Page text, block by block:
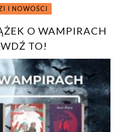
I NOWOŚCI
O WAMPIRACH
TO!